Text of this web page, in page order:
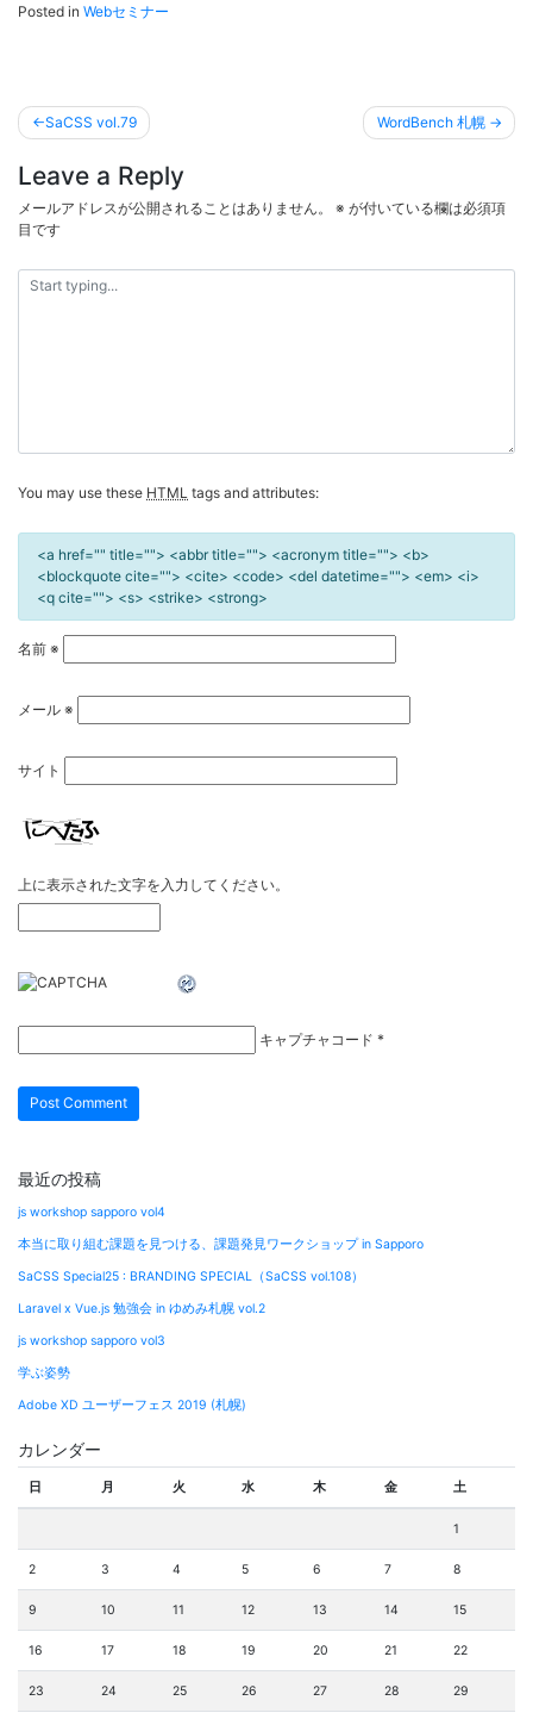
Posted in Webセミナー
投
稿
ナ
ビ
ゲ
ー
シ
SaCSS vol.79 WordBench 札幌
Leave a Reply
メールアドレスが公開されることはありません。 ※ が付いている欄は必須項
目です
You may use these HTML tags and attributes:
<a href="" title=""> <abbr title=""> <acronym title=""> <b>
<blockquote cite=""> <cite> <code> <del datetime=""> <em> <i>
<q cite=""> <s> <strike> <strong>
名前 ※
メール ※
サイト
上に表示された文字を入力してください。
キャプチャコード *
最近の投稿
js workshop sapporo vol4
本当に取り組む課題を見つける、課題発見ワークショップ in Sapporo
SaCSS Special25 : BRANDING SPECIAL（SaCSS vol.108）
Laravel x Vue.js 勉強会 in ゆめみ札幌 vol.2
js workshop sapporo vol3
学ぶ姿勢
Adobe XD ユーザーフェス 2019 (札幌)
カレンダー
日 月 火 水 木 金 土
1
2 3 4 5 6 7 8
9 10 11 12 13 14 15
16 17 18 19 20 21 22
23 24 25 26 27 28 29